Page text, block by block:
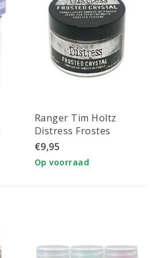
Ranger Tim Holtz
Distress Frostes
Crystal 50 gr.
Translucent
Embossing Powder
€9,95
Op voorraad